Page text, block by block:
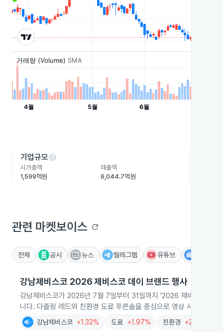
기업규모help
시가총액
1,599억원
매출액
6,044.7억원
관련 마켓보이스 refresh
전체 공시 뉴스 텔레그램 유튜브
강남제비스코 2026 제비스코 데이 브랜드 행사
강남제비스코가 2026년 7월 7일부터 31일까지 '2026 제비스코 데
니다. 다즐링 레드와 친환경 도료 푸른솔을 중심으로 영상 시청과 퍼
강남제비스코 +1.32% 도료 +1.97% 친환경 +2.62%